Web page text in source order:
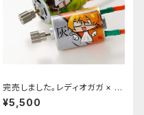
完売しました。レディオガガ × パ
イン ビーチ コラボモーター「SU
KOYAKA TUNED GAGA/SAK
¥5,500